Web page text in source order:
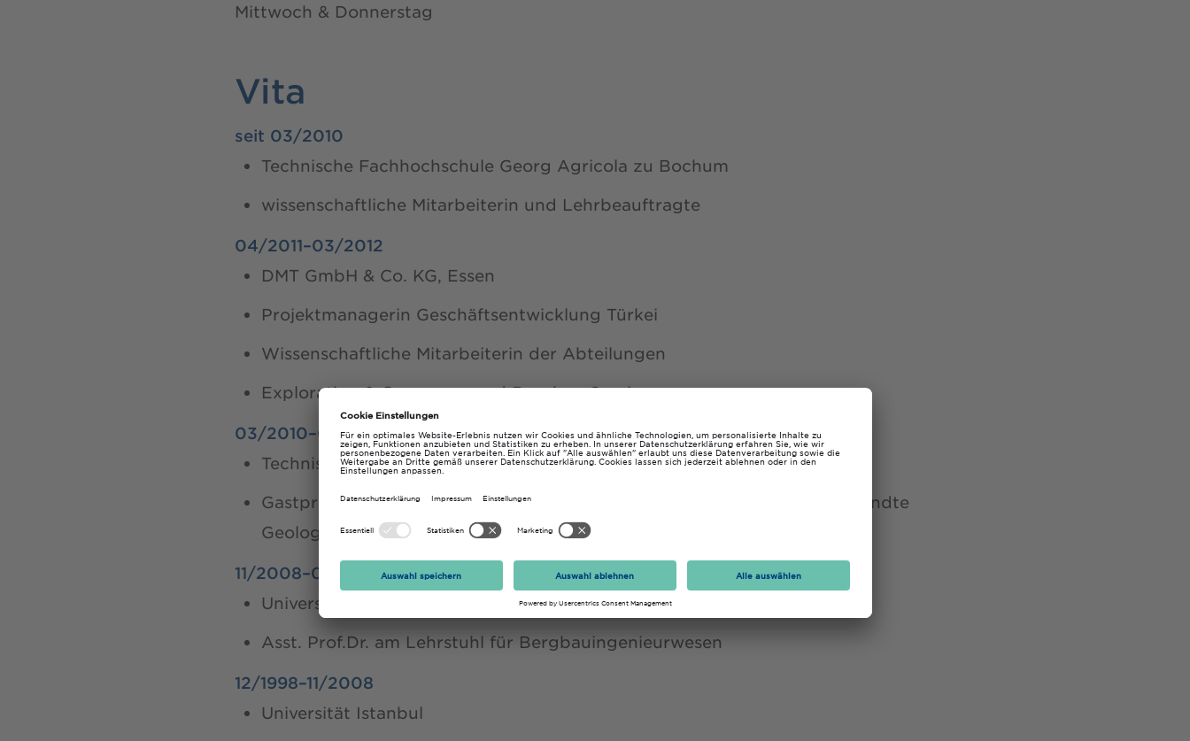
Mittwoch & Donnerstag
Vita
seit 03/2010
Technische Fachhochschule Georg Agricola zu Bochum
wissenschaftliche Mitarbeiterin und Lehrbeauftragte
04/2011–03/2012
DMT GmbH & Co. KG, Essen
Projektmanagerin Geschäftsentwicklung Türkei
Wissenschaftliche Mitarbeiterin der Abteilungen
Exploration & Geosurvey und Bergbau Service
03/2010–03/2012
Technische Fachhochschule Georg Agricola zu Bochum
Gastprofessorin/Postdoktorat am Lehrstuhl für Geotechnik und Angewandte
Geologie
11/2008–02/2012
Universität Istanbul
Asst. Prof.Dr. am Lehrstuhl für Bergbauingenieurwesen
12/1998–11/2008
Universität Istanbul